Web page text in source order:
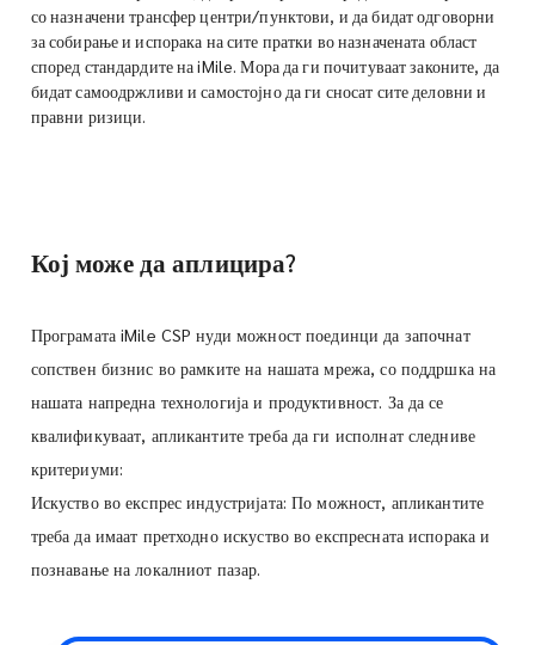
со назначени трансфер центри/пунктови, и да бидат одговорни
за собирање и испорака на сите пратки во назначената област
според стандардите на iMile. Мора да ги почитуваат законите, да
бидат самоодржливи и самостојно да ги сносат сите деловни и
правни ризици.
Кој може да аплицира?
Програмата iMile CSP нуди можност поединци да започнат
сопствен бизнис во рамките на нашата мрежа, со поддршка на
нашата напредна технологија и продуктивност. За да се
квалификуваат, апликантите треба да ги исполнат следниве
критериуми:
Искуство во експрес индустријата: По можност, апликантите
треба да имаат претходно искуство во експресната испорака и
познавање на локалниот пазар.